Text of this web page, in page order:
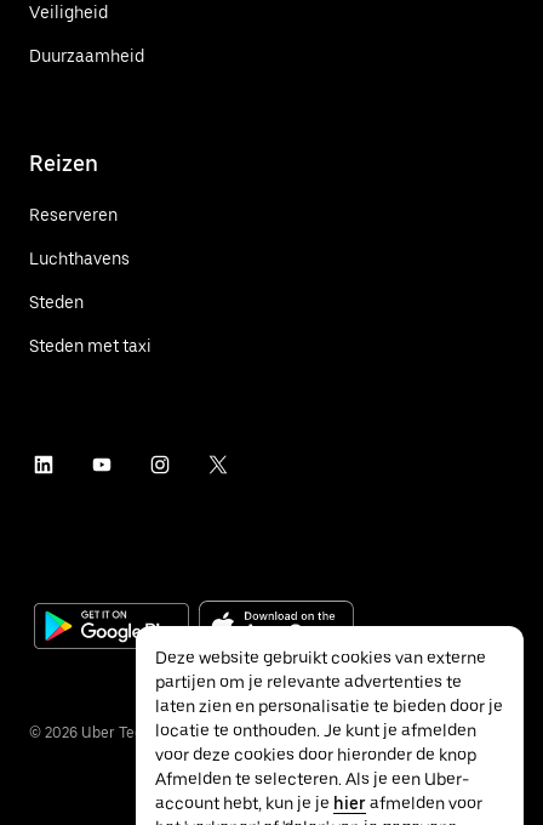
Veiligheid
Duurzaamheid
Reizen
Reserveren
Luchthavens
Steden
Steden met taxi
© 2026 Uber Technologies Inc.
Deze website gebruikt cookies van externe
partijen om je relevante advertenties te
laten zien en personalisatie te bieden door je
locatie te onthouden. Je kunt je afmelden
voor deze cookies door hieronder de knop
Afmelden te selecteren. Als je een Uber-
account hebt, kun je je hierafmelden voor